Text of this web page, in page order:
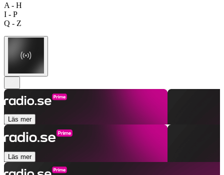
A - H
I - P
Q - Z
Läs mer
Läs mer